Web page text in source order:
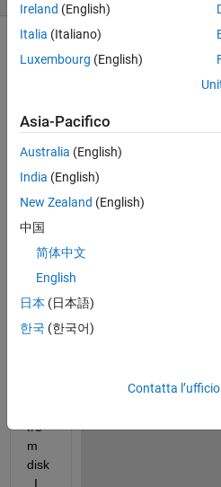
Mostra
Ima
gin
e I
hav
myf
un1
that
fro
m
disk
. I
Ireland (English)
Italia (Italiano)
Luxembourg (English)
Asia-Pacifico
Australia (English)
India (English)
New Zealand (English)
中国
简体中文
English
日本 (日本語)
한국 (한국어)
Contatta